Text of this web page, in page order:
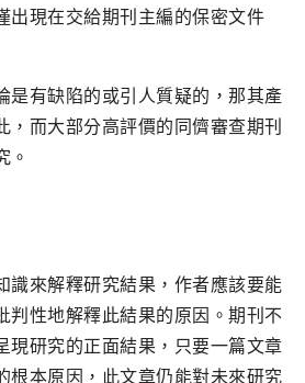
出現在交給期刊主編的保密文件
是有缺陷的或引人質疑的，那其產
，而大部分高評價的同儕審查期刊
。
識來解釋研究結果，作者應該要能
判性地解釋此結果的原因。期刊不
現研究的正面結果，只要一篇文章
根本原因，此文章仍能對未來研究